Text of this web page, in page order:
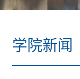
学院新闻